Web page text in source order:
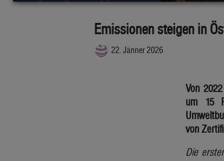
Emissionen steigen in
22. Jänner 2026
Von
um 15
von
Die